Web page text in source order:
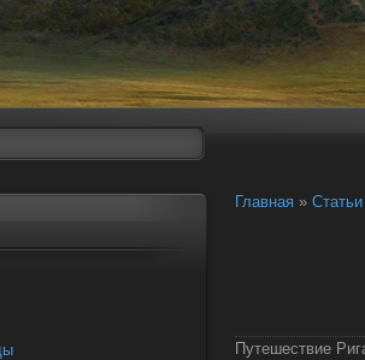
Главная » Статьи
Путешествие